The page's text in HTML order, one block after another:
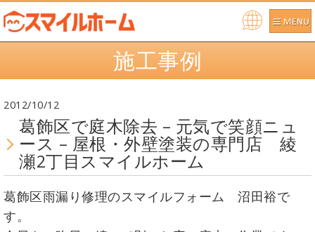
Po
re
y
施工事例
2012/10/12
葛飾区で庭木除去 – 元気で笑顔ニュ
ース – 屋根・外壁塗装の専門店 綾
瀬2丁目スマイルホーム
葛飾区雨漏り修理のスマイルフォーム 沼田裕で
す。